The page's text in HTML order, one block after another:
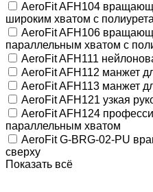
AeroFit AFH104
широким хватом с
AeroFit AFH106
параллельным хватом с
AeroFit AFH111
AeroFit AFH112 манжет
AeroFit AFH113 манжет
AeroFit AFH121 узкая
AeroFit AFH124
параллельным хватом
AeroFit G-BRG-02-PU
сверху
Показать всё